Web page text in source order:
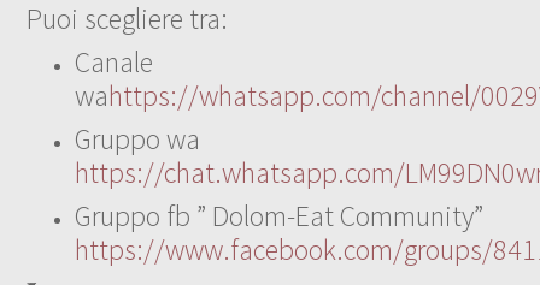
Puoi scegliere tra:
Canale
wahttps://whatsapp.com/channel/
Gruppo wa
https://chat.whatsapp.com/
Gruppo fb ” Dolom-Eat Community”
https://www.facebook.com/groups/